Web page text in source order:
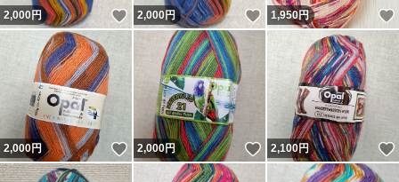
2,000円 いいね！
2,000円 いいね！
1,950円
2,000円 いいね！
2,000円 いいね！
2,100円